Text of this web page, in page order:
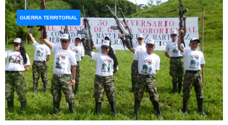
GUERRA TERRITORIAL